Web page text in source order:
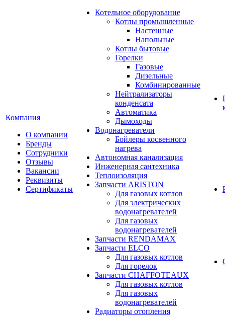
Компания
О компании
Бренды
Сотрудники
Отзывы
Вакансии
Реквизиты
Сертификаты
Котельное оборудование
Котлы промышленные
Настенные
Напольные
Котлы бытовые
Горелки
Газовые
Дизельные
Комбинированные
Нейтрализаторы
конденсата
Автоматика
Дымоходы
Водонагреватели
Бойлеры косвенного
нагрева
Автономная канализация
Инженерная сантехника
Теплоизоляция
Запчасти ARISTON
Для газовых котлов
Для электрических
водонагревателей
Для газовых
водонагревателей
Запчасти RENDAMAX
Запчасти ELCO
Для газовых котлов
Для горелок
Запчасти CHAFFOTEAUX
Для газовых котлов
Для газовых
водонагревателей
Радиаторы отопления